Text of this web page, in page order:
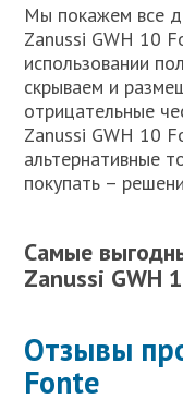
Мы покажем все
Zanussi GWH 10
использовании
скрываем и
отрицательные
Zanussi GWH 10
альтернативные
покупать –
Самые
Zanussi GWH
Отзывы
Fonte